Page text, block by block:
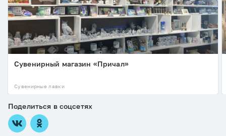
Сувенирный магазин «Причал»
Сувенирные лавки
Поделиться в соцсетях